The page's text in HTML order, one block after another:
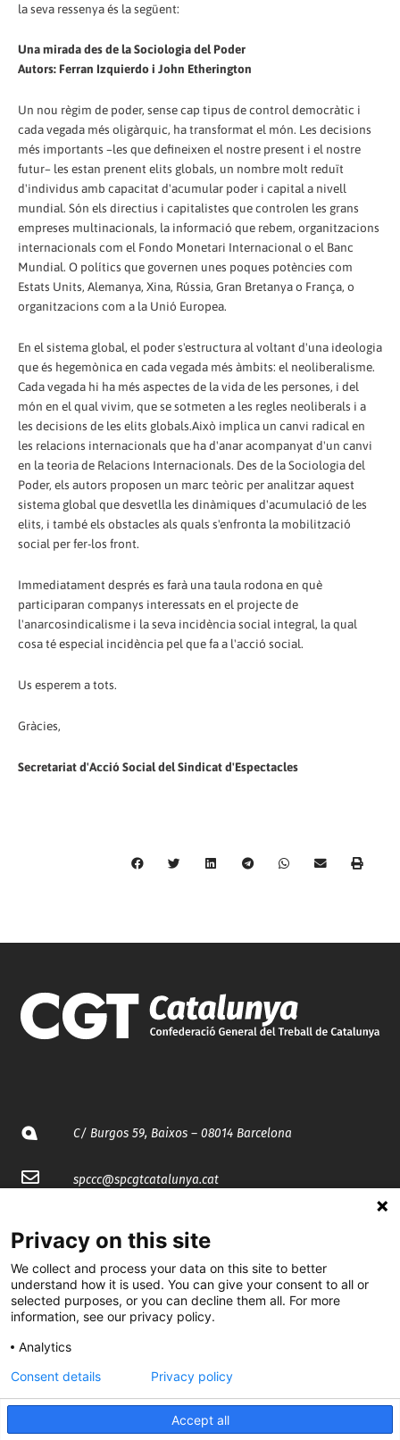
la seva ressenya és la següent:
Una mirada des de la Sociologia del Poder
Autors: Ferran Izquierdo i John Etherington
Un nou règim de poder, sense cap tipus de control democràtic i
cada vegada més oligàrquic, ha transformat el món. Les decisions
més importants –les que defineixen el nostre present i el nostre
futur– les estan prenent elits globals, un nombre molt reduït
d'individus amb capacitat d'acumular poder i capital a nivell
mundial. Són els directius i capitalistes que controlen les grans
empreses multinacionals, la informació que rebem, organitzacions
internacionals com el Fondo Monetari Internacional o el Banc
Mundial. O polítics que governen unes poques potències com
Estats Units, Alemanya, Xina, Rússia, Gran Bretanya o França, o
organitzacions com a la Unió Europea.
En el sistema global, el poder s'estructura al voltant d'una ideologia
que és hegemònica en cada vegada més àmbits: el neoliberalisme.
Cada vegada hi ha més aspectes de la vida de les persones, i del
món en el qual vivim, que se sotmeten a les regles neoliberals i a
les decisions de les elits globals.Això implica un canvi radical en
les relacions internacionals que ha d'anar acompanyat d'un canvi
en la teoria de Relacions Internacionals. Des de la Sociologia del
Poder, els autors proposen un marc teòric per analitzar aquest
sistema global que desvetlla les dinàmiques d'acumulació de les
elits, i també els obstacles als quals s'enfronta la mobilització
social per fer-los front.
Immediatament després es farà una taula rodona en què
participaran companys interessats en el projecte de
l'anarcosindicalisme i la seva incidència social integral, la qual
cosa té especial incidència pel que fa a l'acció social.
Us esperem a tots.
Gràcies,
​Secretariat d'Acció Social del Sindicat d'Espectacles
C/ Burgos 59, Baixos – 08014 Barcelona
spccc@spcgtcatalunya.cat
@CGTCatalunya
cgtcatalunya
CGTCatalunya
cgtcatalunya
Privacy on this site
We collect and process your data on this site to better
understand how it is used. You can give your consent to all or
selected purposes, or you can decline them all. For more
information, see our privacy policy.
Analytics
Accept all
Consent details Privacy policy